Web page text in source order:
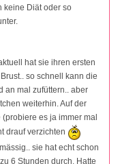
keine Diät oder so
hat sie ihren ersten
so schnell kann die
an mal zufüttern.. aber
weiterhin. Auf der
es ja immer mal
drauf verzichten
sie hat echt schon
6 Stunden durch. Hatte